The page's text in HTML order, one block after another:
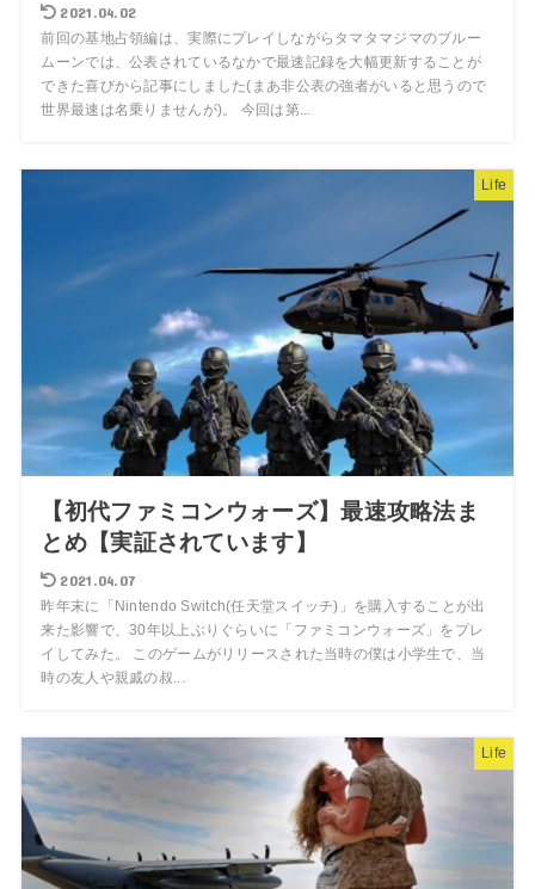
2021.04.02
前回の基地占領編は、実際にプレイしながらタマタマジマのブルー
ムーンでは、公表されているなかで最速記録を大幅更新することが
できた喜びから記事にしました(まあ非公表の強者がいると思うので
世界最速は名乗りませんが)。 今回は第...
Life
【初代ファミコンウォーズ】最速攻略法ま
とめ【実証されています】
2021.04.07
昨年末に「Nintendo Switch(任天堂スイッチ)」を購入することが出
来た影響で、30年以上ぶりぐらいに「ファミコンウォーズ」をプレ
イしてみた。 このゲームがリリースされた当時の僕は小学生で、当
時の友人や親戚の叔...
Life